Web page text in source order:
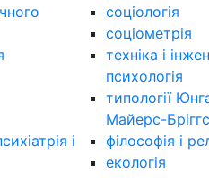
і
соціологія
соціометрія
техніка і
психологія
типології
Майерс-Бріггс
філософія і
екологія